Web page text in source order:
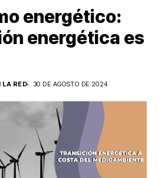
energético:
energética es
LA RED
30 DE AGOSTO DE 2024